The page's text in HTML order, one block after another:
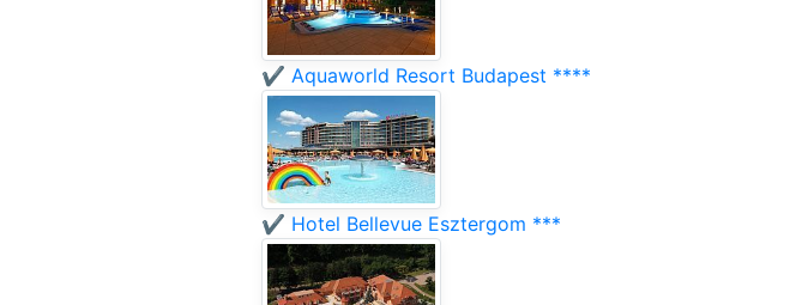
✔️ Aquaworld Resort Budapest ****
✔️ Hotel Bellevue Esztergom ***